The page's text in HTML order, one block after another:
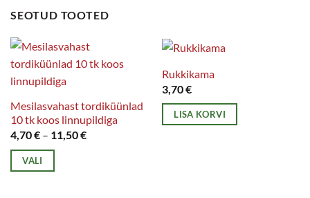
SEOTUD TOOTED
Mesilasvahast tordiküünlad
10 tk koos linnupildiga
4,70€ – 11,50€Hinnavahemik:
VALI
Rukkikama
3,70€
LISA KORVI